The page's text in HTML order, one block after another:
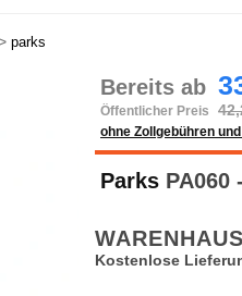
parks
Bereits ab
Öffentlicher Preis
ohne Zollgebühren
Parks PA060
WARENHAUS
Kostenlose